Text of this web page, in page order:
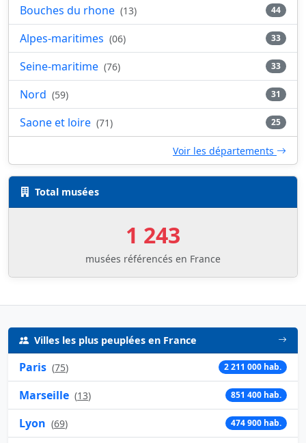
Bouches du rhone (13) 44
Alpes-maritimes (06) 33
Seine-maritime (76) 33
Nord (59) 31
Saone et loire (71) 25
Voir les départements
Total musées
1 243
musées référencés en France
Villes les plus peuplées en France
Paris (75) 2 211 000 hab.
Marseille (13) 851 400 hab.
Lyon (69) 474 900 hab.